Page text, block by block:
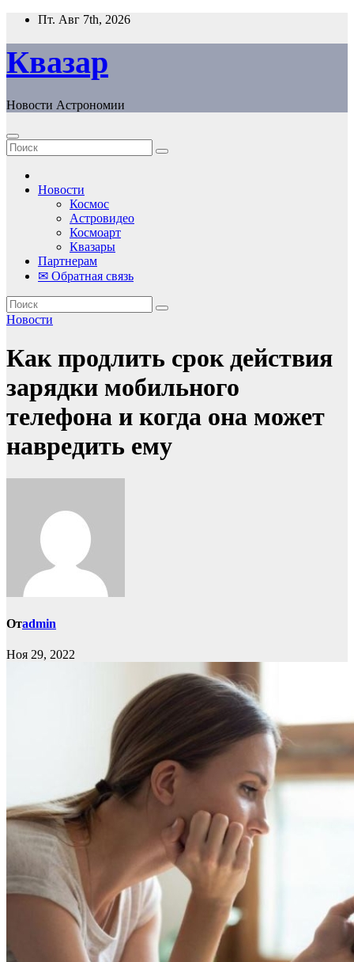
Перейти
содержанию
Пт. Авг 7th, 2026
Квазар
Новости Астрономии
Новости
Космос
Астровидео
Космоарт
Квазары
Партнерам
✉ Обратная связь
Новости
Как продлить срок действия
зарядки мобильного
телефона и когда она может
навредить ему
Отadmin
Ноя 29, 2022